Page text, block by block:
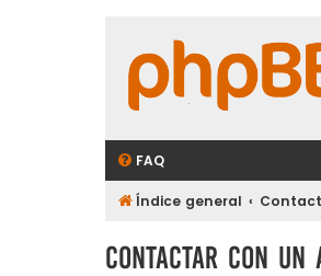
FAQ
Índice general
Contactar con un